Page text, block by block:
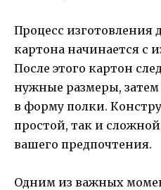
Процесс изготовления
картона начинается с
После этого картон
нужные размеры, затем
в форму полки.
простой, так и
вашего предпочтения.
Одним из важных